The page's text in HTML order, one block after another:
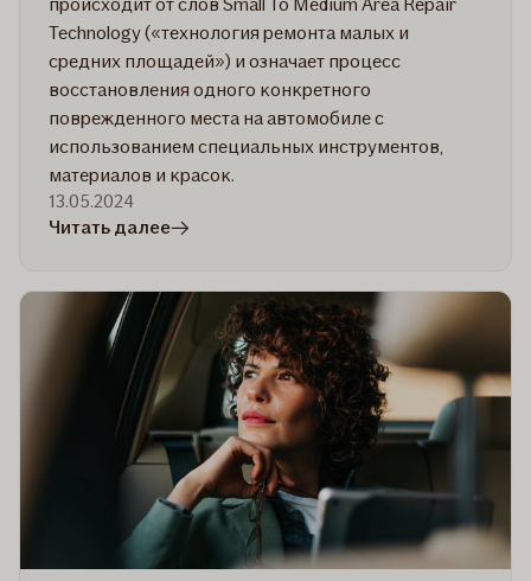
происходит от слов Small To Medium Area Repair
Technology («технология ремонта малых и
средних площадей») и означает процесс
восстановления одного конкретного
поврежденного места на автомобиле с
использованием специальных инструментов,
материалов и красок.
13.05.2024
Читать далеев
ремонт
по
технологии
SMART:
наиболее
разумный
вариант
для
автомобиля